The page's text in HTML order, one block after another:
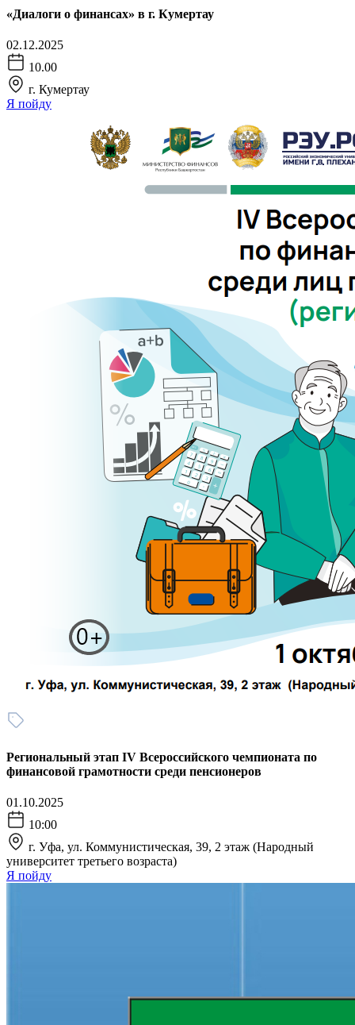
«Диалоги о финансах» в г. Кумертау
02.12.2025
10.00
г. Кумертау
Я пойду
Региональный этап IV Всероссийского чемпионата по
финансовой грамотности среди пенсионеров
01.10.2025
10:00
г. Уфа, ул. Коммунистическая, 39, 2 этаж (Народный
университет третьего возраста)
Я пойду